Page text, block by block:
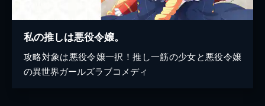
私の推しは悪役令嬢。
攻略対象は悪役令嬢一択！推し一筋の少女と悪役令嬢
の異世界ガールズラブコメディ